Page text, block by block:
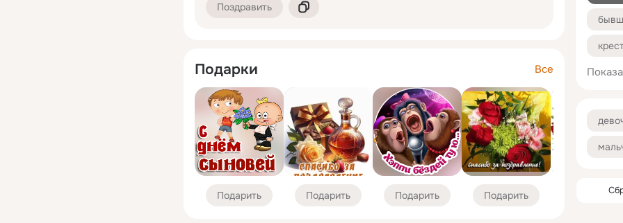
Поздравить
Подарки Все
Подарить Подарить Подарить Подарить Подарить